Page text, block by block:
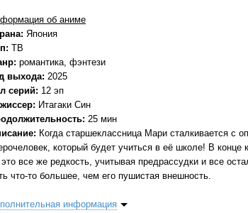
об аниме
Япония
ТВ
романтика, фэнтези
выхода: 2025
серий: 12 эп
Итагаки Син
25 мин
Когда старшеклассница Мари сталкивается с
который будет учиться в её школе! В
все же редкость, учитывая предрассудки и все
что-то большее, чем его пушистая внешность.
информация